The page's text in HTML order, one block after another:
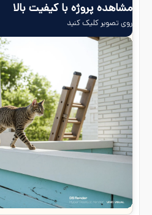
مشاهده پروژه با کیفیت بالا
روی تصویر کلیک کنید